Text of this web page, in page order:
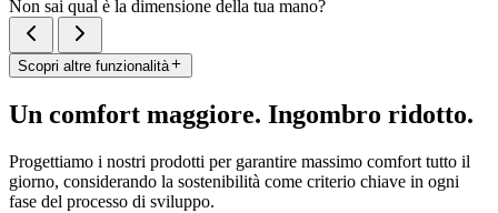
Non sai qual è la dimensione della tua mano?
Scopri altre funzionalità
Un comfort maggiore. Ingombro ridotto.
Progettiamo i nostri prodotti per garantire massimo comfort tutto il
giorno, considerando la sostenibilità come criterio chiave in ogni
fase del processo di sviluppo.